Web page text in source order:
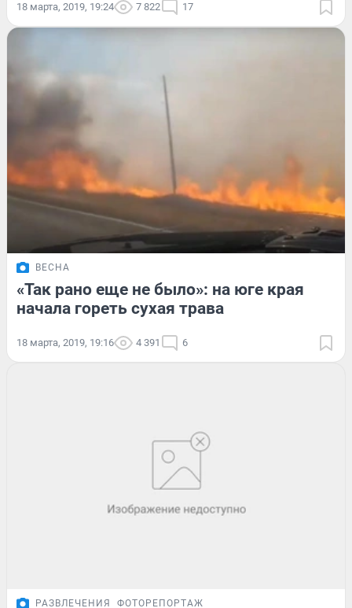
18 марта, 2019, 19:24 7 822 17
ВЕСНА
«Так рано еще не было»: на юге края
начала гореть сухая трава
18 марта, 2019, 19:16 4 391 6
РАЗВЛЕЧЕНИЯ ФОТОРЕПОРТАЖ